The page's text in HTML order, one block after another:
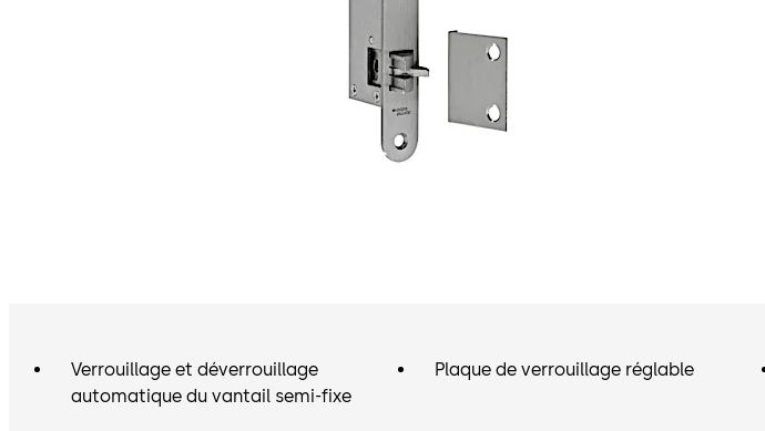
Verrouillage et déverrouillage
automatique du vantail semi-fixe
Plaque de verrouillage réglable